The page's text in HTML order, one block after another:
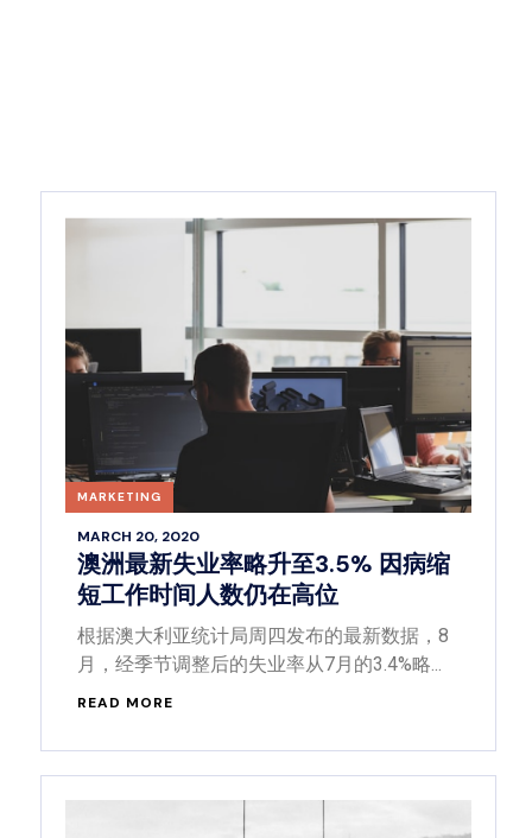
MARKETING
MARCH 20, 2020
澳洲最新失业率略升至3.5% 因病缩
短工作时间人数仍在高位
根据澳大利亚统计局周四发布的最新数据，8
月，经季节调整后的失业率从7月的3.4%略...
READ MORE